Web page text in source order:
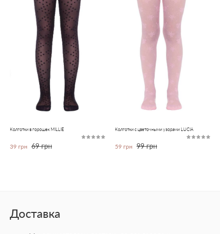
Колготки в горошек MILLIE
39 грн 69 грн
Колготки с цветочными узорами LUCIA
59 грн 99 грн
Доставка